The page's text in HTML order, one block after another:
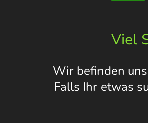
Viel
Wir befinden
Falls Ihr etwas